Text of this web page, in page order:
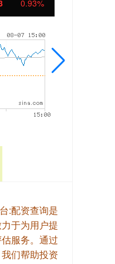
:配资查询是
于为用户提
服务。通过
们帮助投资